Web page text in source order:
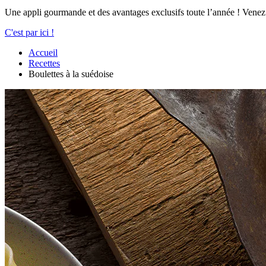
Une appli gourmande et des avantages exclusifs toute l’année !
C'est par ici !
Accueil
Recettes
Boulettes à la suédoise